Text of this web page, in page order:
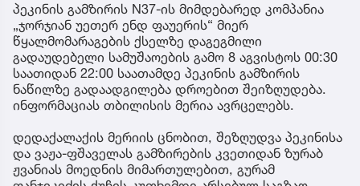
პეკინის გამზირის N37-ის მიმდებარედ კომპანია
„ჯორჯიან უეთერ ენდ ფაუერის“ მიერ
წყალმომარაგების ქსელზე დაგეგმილი
გადაუდებელი სამუშაოების გამო 8 აგვისტოს 00:30
საათიდან 22:00 საათამდე პეკინის გამზირის
ნაწილზე გადაადგილება დროებით შეიზღუდება.
ინფორმაციას თბილისის მერია ავრცელებს.
დედაქალაქის მერიის ცნობით, შეზღუდვა პეკინისა
და ვაჟა-ფშაველას გამზირების კვეთიდან ზურაბ
ჟვანიას მოედნის მიმართულებით, გურამ